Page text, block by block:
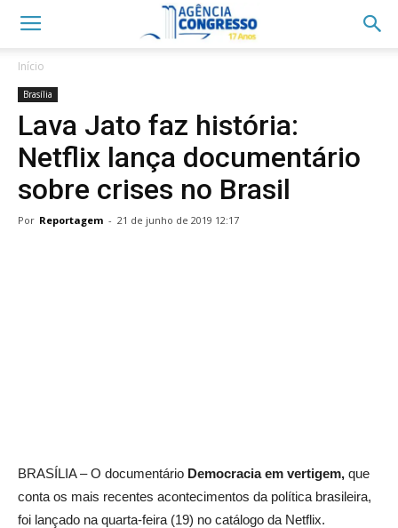
Início
Brasília
Lava Jato faz história:
Netflix lança documentário
sobre crises no Brasil
Por Reportagem - 21 de junho de 2019 12:17
BRASÍLIA – O documentário Democracia em vertigem, que
conta os mais recentes acontecimentos da política brasileira,
foi lançado na quarta-feira (19) no catálogo da Netflix.